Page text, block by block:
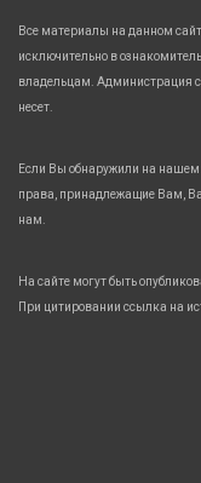
Все материалы на данном
исключительно в
владельцам. Администрация
несет.
Если Вы обнаружили на
права, принадлежащие Вам,
нам.
На сайте могут быть
При цитировании ссылка на